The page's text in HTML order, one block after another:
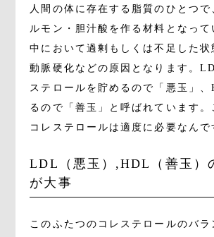
人間の体に存在する脂質のひとつで
ルモン・胆汁酸を作る材料となって
中において過剰もしくは不足した状
動脈硬化などの原因となります。
ステロールを貯めるので「悪玉」
るので「善玉」と呼ばれています。
コレステロールは適度に必要なんで
LDL（悪玉）,HDL（善玉）
が大事
このふたつのコレステロールのバラ